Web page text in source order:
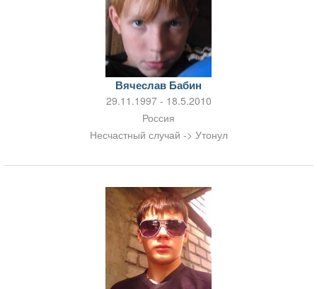
Вячеслав Бабин
29.11.1997 - 18.5.2010
Россия
Несчастный случай -> Утонул